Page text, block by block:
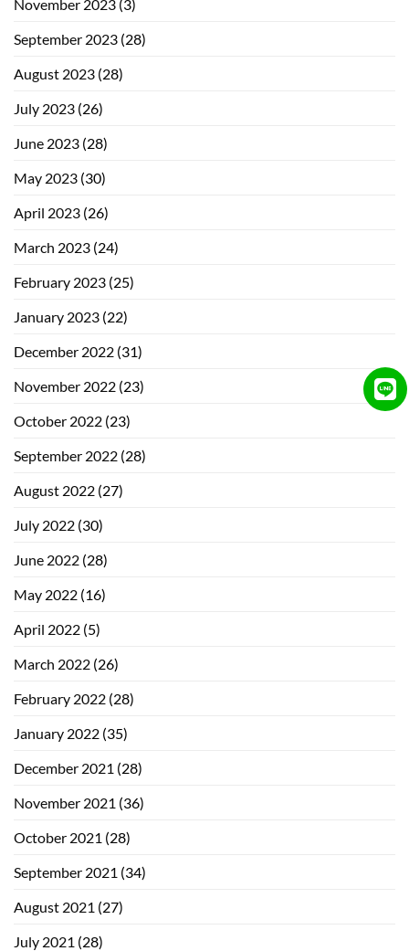
November 2023 (3)
September 2023 (28)
August 2023 (28)
July 2023 (26)
June 2023 (28)
May 2023 (30)
April 2023 (26)
March 2023 (24)
February 2023 (25)
January 2023 (22)
December 2022 (31)
November 2022 (23)
October 2022 (23)
September 2022 (28)
August 2022 (27)
July 2022 (30)
June 2022 (28)
May 2022 (16)
April 2022 (5)
March 2022 (26)
February 2022 (28)
January 2022 (35)
December 2021 (28)
November 2021 (36)
October 2021 (28)
September 2021 (34)
August 2021 (27)
July 2021 (28)